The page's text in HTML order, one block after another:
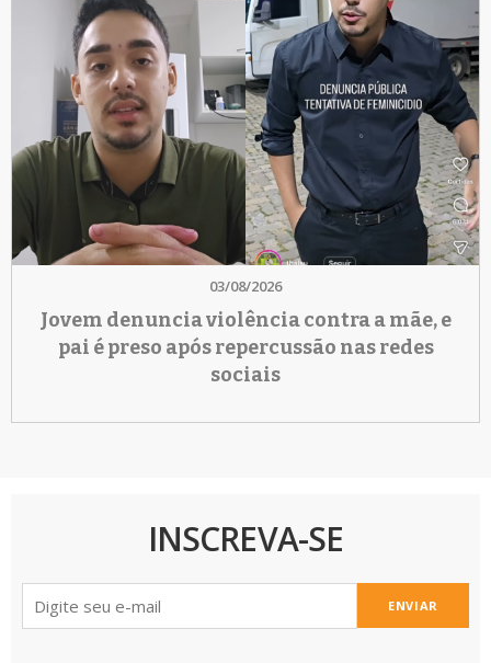
03/08/2026
Jovem denuncia violência contra a mãe, e
pai é preso após repercussão nas redes
sociais
INSCREVA-SE
ENVIAR